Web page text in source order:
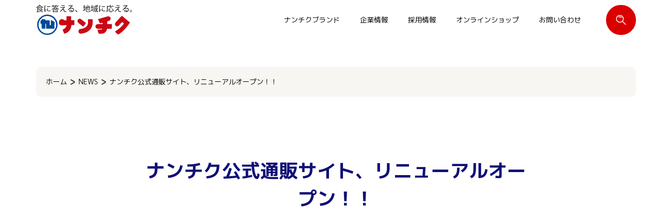
ナンチクブランド 企業情報 採用情報 オンラインショップ お問い合わせ
ホーム NEWS ナンチク公式通販サイト、リニューアルオープン！！
ナンチク公式通販サイト、リニューアルオー
プン！！